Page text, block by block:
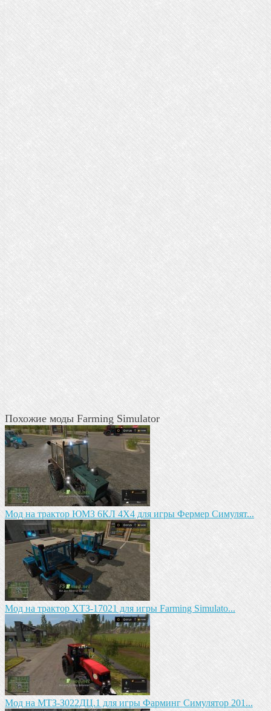
Похожие моды Farming Simulator
Мод на трактор ЮМЗ 6КЛ 4X4 для игры Фермер Симулят...
Mод на трактор ХТЗ-17021 для игры Farming Simulato...
Mод на MTЗ-З022ДЦ.1 для игры Фарминг Симулятор 201...